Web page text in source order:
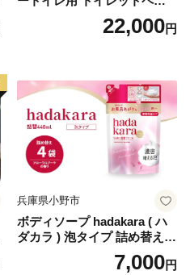
パー（ダブル）64ロール(8ロ
ール×8パック) 開成町 トイレ
蓄 防災 エコ 消耗品 生活雑貨
生活用品 無香料 トイレット
ペーパー ダブル といれっと
ぺーぱー トイレ クレシア ト
イレットペーパー [BDBH002
-1]
22,000円
兵庫県小野市
ボディソープ hadakara ( ハ
ダカラ ) 泡タイプ 詰め替え 4
40ml×4袋 ボディーソープ 泡
ボディソープ 泡 日用品 消耗
7,000円